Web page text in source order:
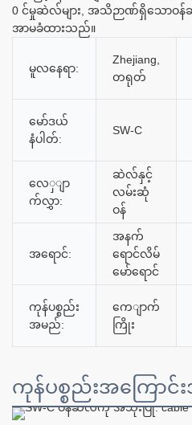
0 င်မှုဆဲလ်များ, အသိဉာဏ်ရှိသောဝန်
အာမခံထားသည်။
မူလနေရာ:
Zhejiang,
တရုတ်
မော်ဒယ်
နံပါတ်:
SW-C
လေှျာ
က်လွှာ:
ဆဲလ်နှင့်
လမ်းဆုံ
ဝန်
အရောင်:
အနက်
ရောင်လိမ်
မော်ရောင်
ကုန်ပစ္စည်း
အမည်:
ကေျာက်
ကြိုး
ကုန်ပစ္စည်းအကြောင်